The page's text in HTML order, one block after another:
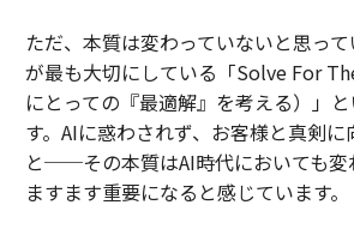
ただ、本質は変わっていないと思っ
が最も大切にしている「Solve For
にとっての『最適解』を考える）」
す。AIに惑わされず、お客様と真剣
と──その本質はAI時代においても変
ますます重要になると感じています。